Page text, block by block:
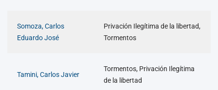
Somoza, Carlos
Eduardo José
Privación Ilegítima de la libertad,
Tormentos
Tamini, Carlos Javier
Tormentos, Privación Ilegítima
de la libertad